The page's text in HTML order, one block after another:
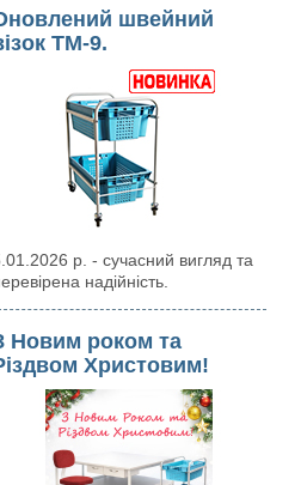
швейний
ТМ-9.
р. - сучасний вигляд та
надійність.
Новим роком та
Христовим!